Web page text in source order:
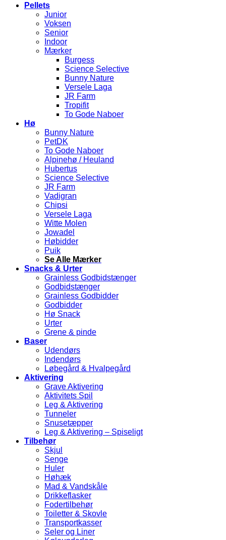
Pellets
Junior
Voksen
Senior
Indoor
Mærker
Burgess
Science Selective
Bunny Nature
Versele Laga
JR Farm
Tropifit
To Gode Naboer
Hø
Bunny Nature
PetDK
To Gode Naboer
Alpinehø / Heuland
Hubertus
Science Selective
JR Farm
Vadigran
Chipsi
Versele Laga
Witte Molen
Jowadel
Høbidder
Puik
Se Alle Mærker
Snacks & Urter
Grainless Godbidstænger
Godbidstænger
Grainless Godbidder
Godbidder
Hø Snack
Urter
Grene & pinde
Baser
Udendørs
Indendørs
Løbegård & Hvalpegård
Aktivering
Grave Aktivering
Aktivitets Spil
Leg & Aktivering
Tunneler
Snusetæpper
Leg & Aktivering – Spiseligt
Tilbehør
Skjul
Senge
Huler
Høhæk
Mad & Vandskåle
Drikkeflasker
Fodertilbehør
Toiletter & Skovle
Transportkasser
Seler og Liner